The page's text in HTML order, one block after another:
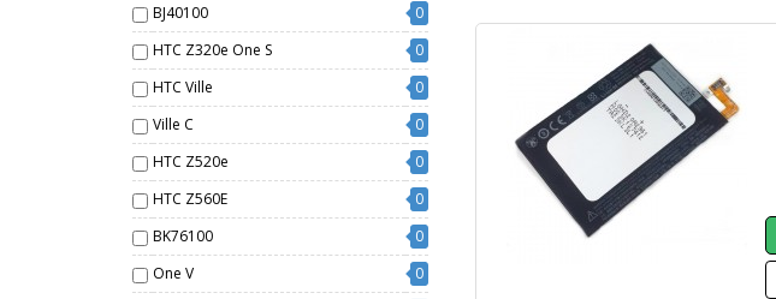
BJ40100
0
HTC Z320e One S
0
HTC Ville
0
Ville C
0
HTC Z520e
0
HTC Z560E
0
BK76100
0
One V
0